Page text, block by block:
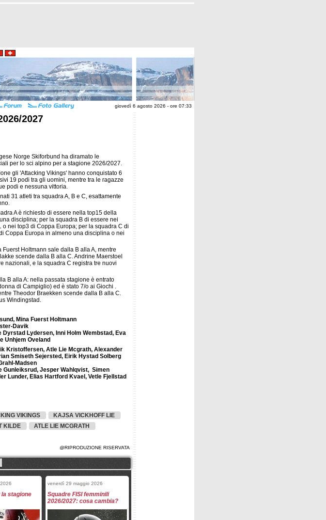
giovedì 6 agosto 2026 - ore 07:33
2027
Norge Skiforbund ha diramato le
per lo sci alpino per a stagione 2026/2027.
gli 'Attacking Vikings' hanno conquistato 6
19 podi tra gli uomini, mentre tra le ragazze
podi e nessuna vittoria.
31 atleti tra squadra A, B e C, esattamente
A è richiesto di essere nella top15 della
disciplina; per la squadra B di essere nei
o nei top3 di Coppa Europa; per la squadra C di
Coppa Europa in almeno una disciplina o nei
Fuerst Holtmann sale dalla B alla A, mentre
scende dalla B alla C. Andrine Maerstoel
nazionali, e la squadra C registra tre nuovi
B alla A: nella passata stagione è entrato
di Campiglio) ed è stato 7/o ai Giochi .
Theodor Braekken scende dalla B alla C.
Windingstad.
Mina Fuerst Holtmann
Davik
Lydersen, Inni Holm Wembstad, Eva
Unhjem Oveland
Kristoffersen, Atle Lie Mcgrath, Alexander
Smiseth Sejersted, Eirik Hystad Solberg
Madsen
Gunleiksrud, Jesper Wahlqvist, Simen
Lunder, Elias Hartford Kvael, Vetle Fjellstad
VIKINGS
KAJSA VICKHOFF LIE
KILDE
ATLE LIE MCGRATH
@RIPRODUZIONE RISERVATA
la stagione
venerdì 29 maggio 2026
Squadre FISI femminili
2026/2027: cosa cambia?